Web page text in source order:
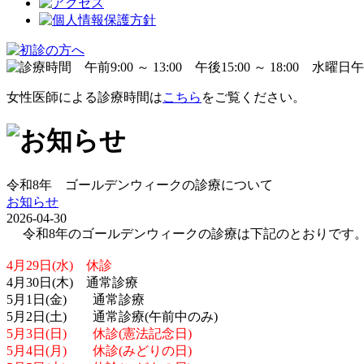
女性医師による診療時間はこちら をご覧ください。
令和8年 ゴールデンウィークの診療について
お知らせ
2026-04-30
令和8年のゴールデンウィークの診療は下記のとおりです
4月29日(水) 休診
4月30日(木) 通常診療
5月1日(金) 通常診療
5月2日(土) 通常診療(午前中のみ)
5月3日(日) 休診(憲法記念日)
5月4日(月) 休診(みどりの日)